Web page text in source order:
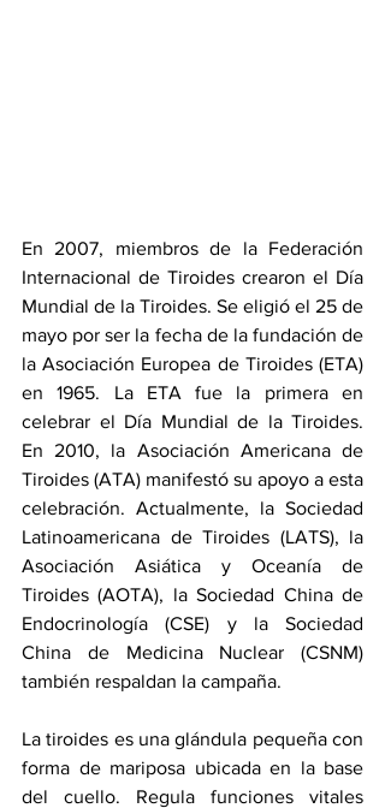
En 2007, miembros de la Federación
Internacional de Tiroides crearon el Día
Mundial de la Tiroides. Se eligió el 25 de
mayo por ser la fecha de la fundación de
la Asociación Europea de Tiroides (ETA)
en 1965. La ETA fue la primera en
celebrar el Día Mundial de la Tiroides.
En 2010, la Asociación Americana de
Tiroides (ATA) manifestó su apoyo a esta
celebración. Actualmente, la Sociedad
Latinoamericana de Tiroides (LATS), la
Asociación Asiática y Oceanía de
Tiroides (AOTA), la Sociedad China de
Endocrinología (CSE) y la Sociedad
China de Medicina Nuclear (CSNM)
también respaldan la campaña.
La tiroides es una glándula pequeña con
forma de mariposa ubicada en la base
del cuello. Regula funciones vitales